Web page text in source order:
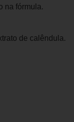
na fórmula.
de calêndula.